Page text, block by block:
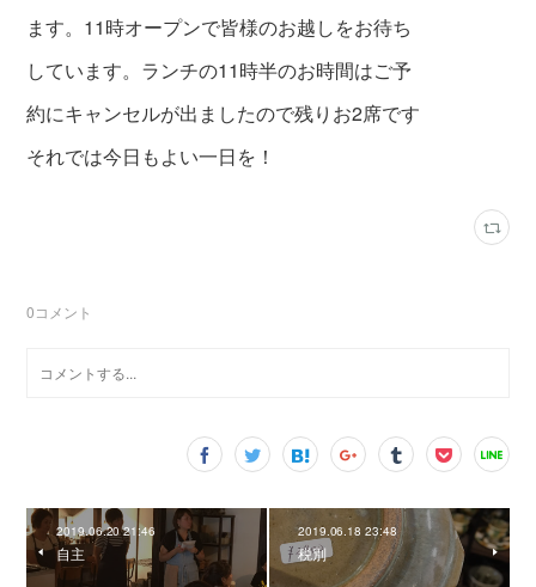
ます。11時オープンで皆様のお越しをお待ち
しています。ランチの11時半のお時間はご予
約にキャンセルが出ましたので残りお2席です
それでは今日もよい一日を！
0コメント
2019.06.20 21:46
自主
2019.06.18 23:48
税別